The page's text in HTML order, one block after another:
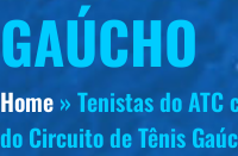
GAÚCHO
Home » Tenistas do
do Circuito de Tênis